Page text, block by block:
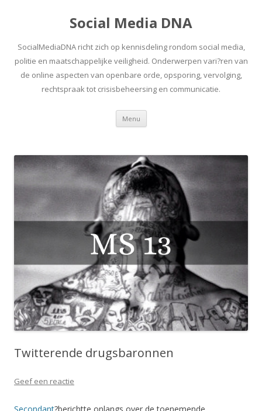
Social Media DNA
SocialMediaDNA richt zich op kennisdeling rondom social media,
politie en maatschappelijke veiligheid. Onderwerpen vari?ren van
de online aspecten van openbare orde, opsporing, vervolging,
rechtspraak tot crisisbeheersing en communicatie.
Menu Spring
inhoud
Twitterende drugsbaronnen
Geef een reactie